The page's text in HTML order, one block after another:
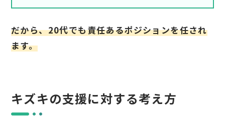
だから、20代でも責任あるポジションを任され
ます。
キズキの支援に対する考え方